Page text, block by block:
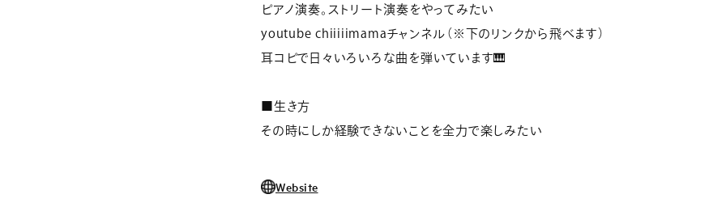
ピアノ演奏。ストリート演奏をやってみたい
youtube chiiiiimamaチャンネル（※下のリンクから飛べます）
耳コピで日々いろいろな曲を弾いています🎹
■生き方
その時にしか経験できないことを全力で楽しみたい
Website